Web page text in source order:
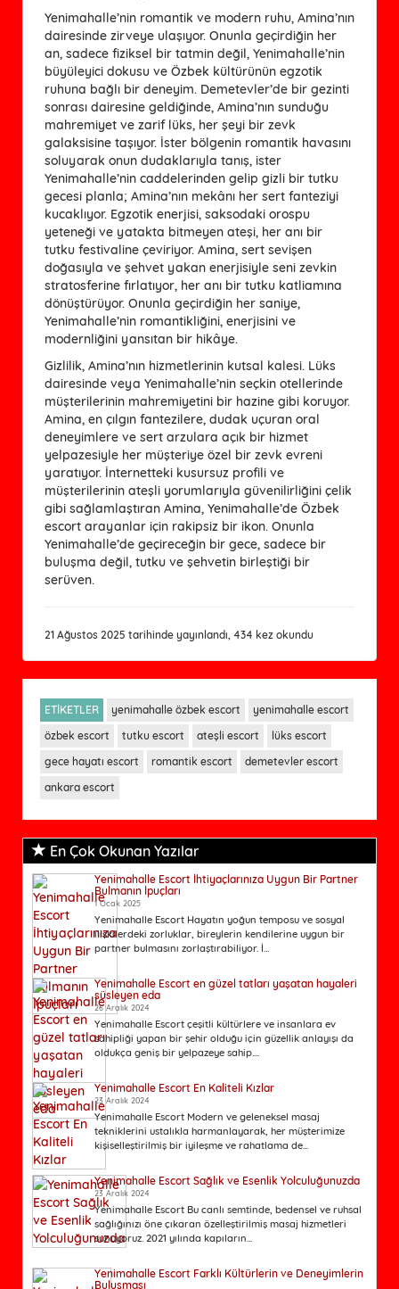
Yenimahalle’nin romantik ve modern ruhu, Amina’nın
dairesinde zirveye ulaşıyor. Onunla geçirdiğin her
an, sadece fiziksel bir tatmin değil, Yenimahalle’nin
büyüleyici dokusu ve Özbek kültürünün egzotik
ruhuna bağlı bir deneyim. Demetevler’de bir gezinti
sonrası dairesine geldiğinde, Amina’nın sunduğu
mahremiyet ve zarif lüks, her şeyi bir zevk
galaksisine taşıyor. İster bölgenin romantik havasını
soluyarak onun dudaklarıyla tanış, ister
Yenimahalle’nin caddelerinden gelip gizli bir tutku
gecesi planla; Amina’nın mekânı her sert fanteziyi
kucaklıyor. Egzotik enerjisi, saksodaki orospu
yeteneği ve yatakta bitmeyen ateşi, her anı bir
tutku festivaline çeviriyor. Amina, sert sevişen
doğasıyla ve şehvet yakan enerjisiyle seni zevkin
stratosferine fırlatıyor, her anı bir tutku katliamına
dönüştürüyor. Onunla geçirdiğin her saniye,
Yenimahalle’nin romantikliğini, enerjisini ve
modernliğini yansıtan bir hikâye.
Gizlilik, Amina’nın hizmetlerinin kutsal kalesi. Lüks
dairesinde veya Yenimahalle’nin seçkin otellerinde
müşterilerinin mahremiyetini bir hazine gibi koruyor.
Amina, en çılgın fantezilere, dudak uçuran oral
deneyimlere ve sert arzulara açık bir hizmet
yelpazesiyle her müşteriye özel bir zevk evreni
yaratıyor. İnternetteki kusursuz profili ve
müşterilerinin ateşli yorumlarıyla güvenilirliğini çelik
gibi sağlamlaştıran Amina, Yenimahalle’de Özbek
escort arayanlar için rakipsiz bir ikon. Onunla
Yenimahalle’de geçireceğin bir gece, sadece bir
buluşma değil, tutku ve şehvetin birleştiği bir
serüven.
21 Ağustos 2025 tarihinde yayınlandı, 434 kez okundu
ETİKETLER yenimahalle özbek escort
yenimahalle escort
özbek escort
tutku escort ateşli escort
lüks escort
gece hayatı escort
romantik escort
demetevler escort
ankara escort
En Çok Okunan Yazılar
Yenimahalle Escort İhtiyaçlarınıza Uygun Bir Partner
Bulmanın İpuçları
1 Ocak 2025
Yenimahalle Escort Hayatın yoğun temposu ve sosyal
ilişkilerdeki zorluklar, bireylerin kendilerine uygun bir
partner bulmasını zorlaştırabiliyor. İ...
Yenimahalle Escort en güzel tatları yaşatan hayaleri
süsleyen eda
26 Aralık 2024
Yenimahalle Escort çeşitli kültürlere ve insanlara ev
sahipliği yapan bir şehir olduğu için güzellik anlayışı da
oldukça geniş bir yelpazeye sahip....
Yenimahalle Escort En Kaliteli Kızlar
23 Aralık 2024
Yenimahalle Escort Modern ve geleneksel masaj
tekniklerini ustalıkla harmanlayarak, her müşterimize
kişiselleştirilmiş bir iyileşme ve rahatlama de...
Yenimahalle Escort Sağlık ve Esenlik Yolculuğunuzda
23 Aralık 2024
Yenimahalle Escort Bu canlı semtinde, bedensel ve ruhsal
sağlığınızı öne çıkaran özelleştirilmiş masaj hizmetleri
sunuyoruz. 2021 yılında kapıların...
Yenimahalle Escort Farklı Kültürlerin ve Deneyimlerin
Buluşması